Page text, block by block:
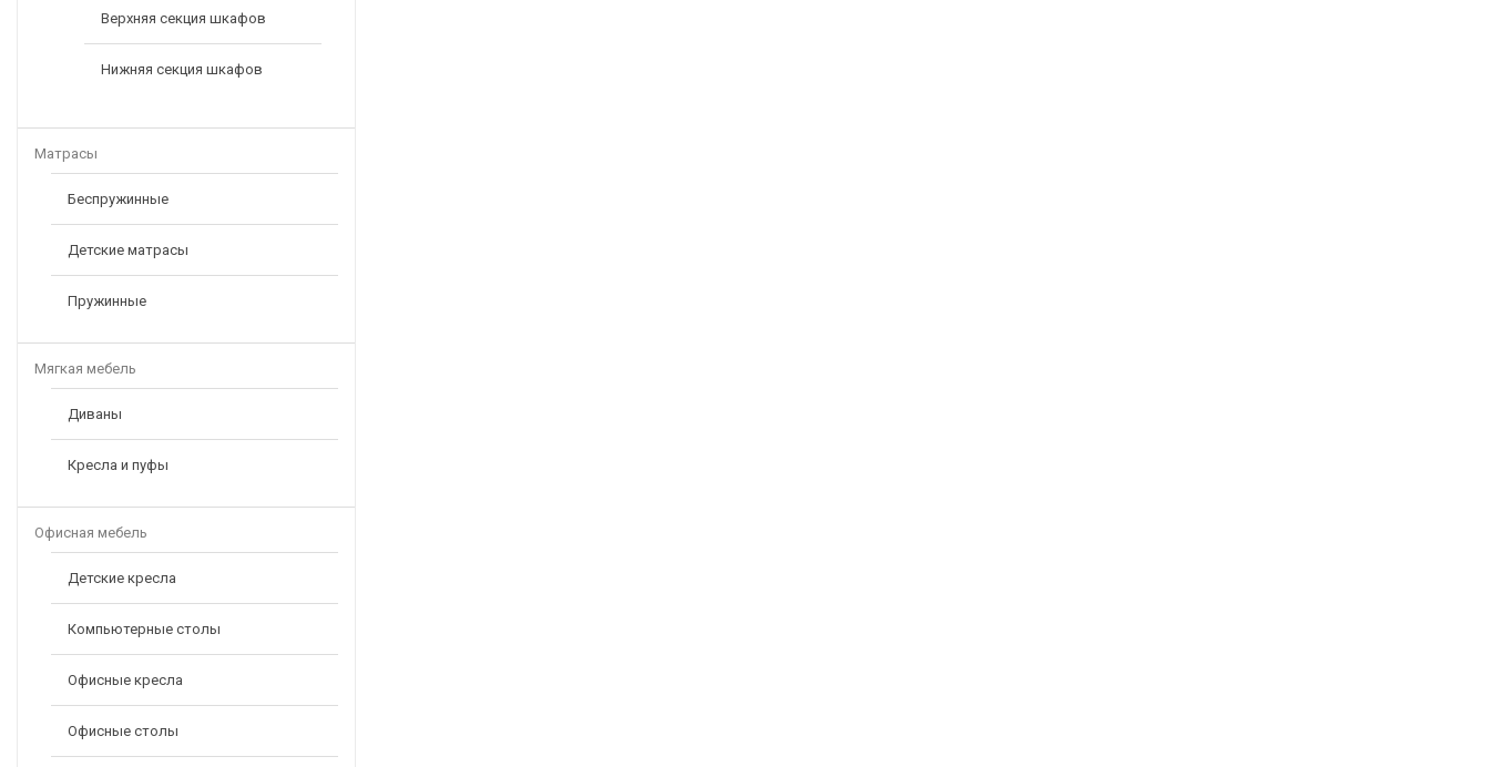
Верхняя секция шкафов
Нижняя секция шкафов
Матрасы
Беспружинные
Детские матрасы
Пружинные
Мягкая мебель
Диваны
Кресла и пуфы
Офисная мебель
Детские кресла
Компьютерные столы
Офисные кресла
Офисные столы